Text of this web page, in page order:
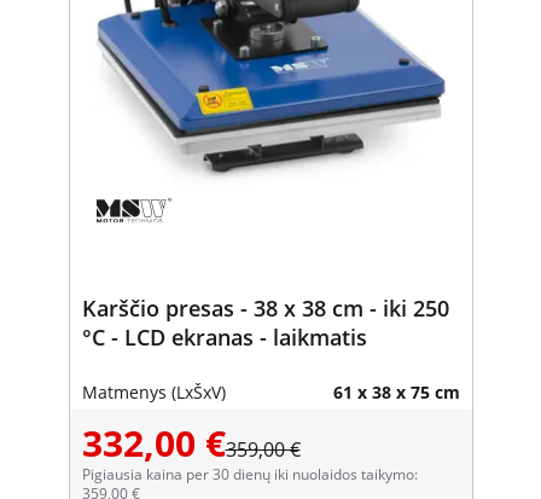
Karščio presas - 38 x 38 cm - iki 250
°C - LCD ekranas - laikmatis
Matmenys (LxŠxV) 61 x 38 x 75 cm
332,00 €359,00 €
Pigiausia kaina per 30 dienų iki nuolaidos taikymo:
359,00 €